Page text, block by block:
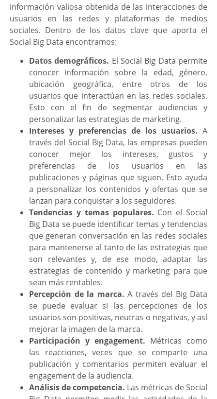
información valiosa obtenida de las interacciones de
usuarios en las redes y plataformas de medios
sociales. Dentro de los datos clave que aporta el
Social Big Data encontramos:
Datos demográficos. El Social Big Data permite
conocer información sobre la edad, género,
ubicación geográfica, entre otros de los
usuarios que interactúan en las redes sociales.
Esto con el fin de segmentar audiencias y
personalizar las estrategias de marketing.
Intereses y preferencias de los usuarios. A
través del Social Big Data, las empresas pueden
conocer mejor los intereses, gustos y
preferencias de los usuarios en las
publicaciones y páginas que siguen. Esto ayuda
a personalizar los contenidos y ofertas que se
lanzan para conquistar a los seguidores.
Tendencias y temas populares. Con el Social
Big Data se puede identificar temas y tendencias
que generan conversación en las redes sociales
para mantenerse al tanto de las estrategias que
son relevantes y, de ese modo, adaptar las
estrategias de contenido y marketing para que
sean más rentables.
Percepción de la marca. A través del Big Data
se puede evaluar si las percepciones de los
usuarios son positivas, neutras o negativas, y así
mejorar la imagen de la marca.
Participación y engagement. Métricas como
las reacciones, veces que se comparte una
publicación y comentarios permiten evaluar el
engagement de la audiencia.
Análisis de competencia. Las métricas de Social